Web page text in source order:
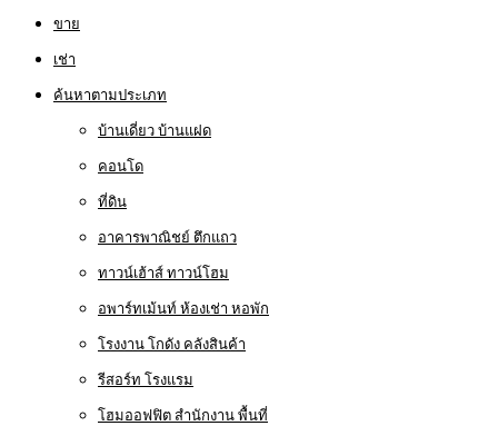
ขาย
เช่า
ค้นหาตามประเภท
บ้านเดี่ยว บ้านแฝด
คอนโด
ที่ดิน
อาคารพาณิชย์ ตึกแถว
ทาวน์เฮ้าส์ ทาวน์โฮม
อพาร์ทเม้นท์ ห้องเช่า หอพัก
โรงงาน โกดัง คลังสินค้า
รีสอร์ท โรงแรม
โฮมออฟฟิต สำนักงาน พื้นที่